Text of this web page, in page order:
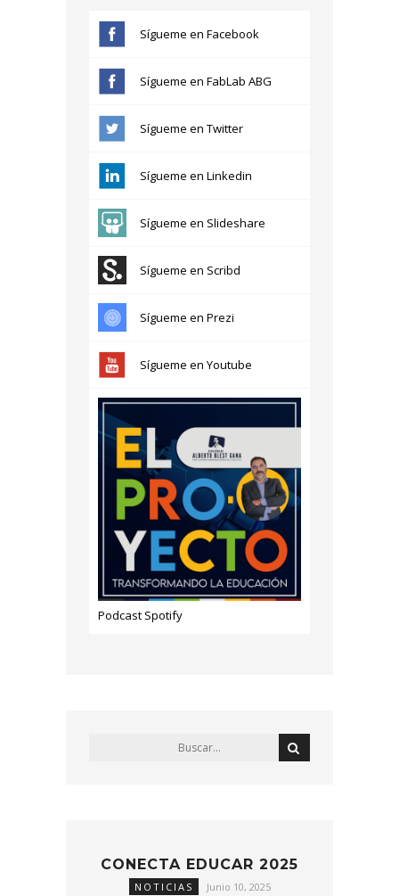
Sígueme en Facebook
Sígueme en FabLab ABG
Sígueme en Twitter
Sígueme en Linkedin
Sígueme en Slideshare
Sígueme en Scribd
Sígueme en Prezi
Sígueme en Youtube
Podcast Spotify
CONECTA EDUCAR 2025
NOTICIAS Junio 10, 2025